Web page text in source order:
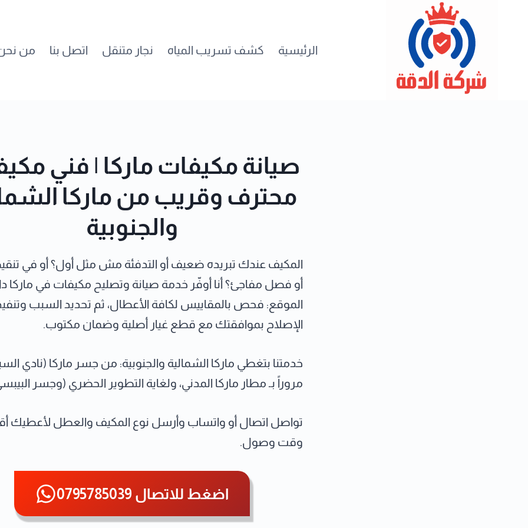
الرئيسية كشف تسريب المياه نجار متنقل اتصل بنا من
صيانة مكيفات ماركا | فني
محترف وقريب من ماركا
والجنوبية
المكيف عندك تبريده ضعيف أو التدفئة مش مثل أول؟ أو في
أو فصل مفاجئ؟ أنا أوفّر خدمة صيانة وتصليح مكيفات في ماركا
الموقع: فحص بالمقاييس لكافة الأعطال، ثم تحديد السبب
الإصلاح بموافقتك مع قطع غيار أصلية وضمان مكتوب.
خدمتنا بتغطي ماركا الشمالية والجنوبية: من جسر ماركا (نادي
مروراً بـ مطار ماركا المدني، ولغاية التطوير الحضري (وجسر
تواصل اتصال أو واتساب وأرسل نوع المكيف والعطل لأعطيك
وقت وصول.
اضغط للاتصال 0795785039